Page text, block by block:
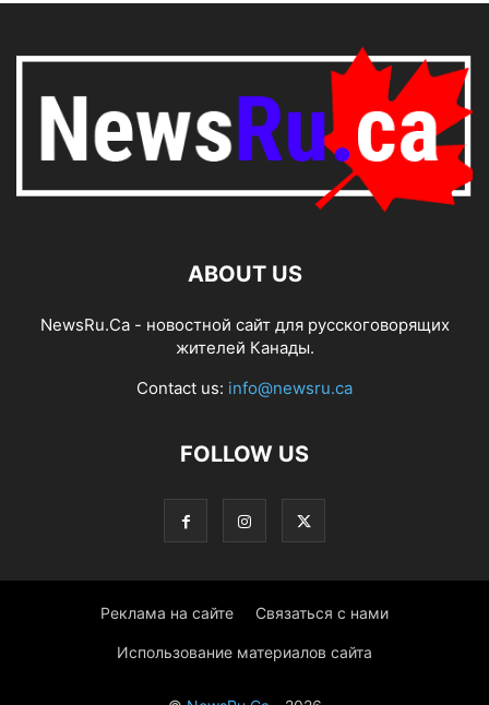
ABOUT US
NewsRu.Ca - новостной сайт для русскоговорящих
жителей Канады.
Contact us: info@newsru.ca
FOLLOW US
Реклама на сайте Связаться с нами
Использование материалов сайта